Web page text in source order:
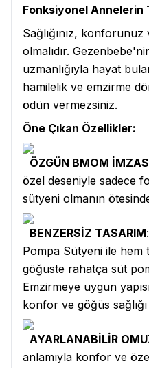
Fonksiyonel Annelerin
Sağlığınız,
olmalıdır.
uzmanlığıyla hayat
hamilelik ve emzirme
ödün vermezsiniz.
Öne Çıkan Özellikler:
ÖZGÜN BMOM
özel deseniyle sadece
sütyeni olmanın
BENZERSİZ TASARIM
Pompa Sütyeni ile hem
göğüste rahatça süt
Emzirmeye uygun
konfor ve göğüs
AYARLANABİLİR
anlamıyla konfor ve